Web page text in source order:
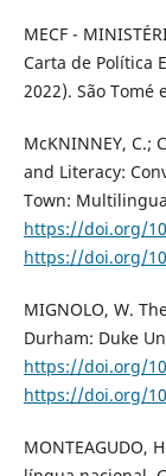
MECF -
Carta de Política
2022). São Tomé
McKNINNEY, C.;
and Literacy:
Town:
https://doi.org/
https://doi.org/
MIGNOLO, W.
Durham: Duke
https://doi.org/
https://doi.org/
MONTEAGUDO,